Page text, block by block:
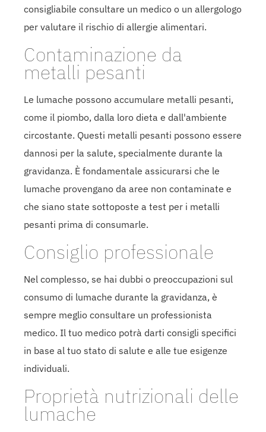
consigliabile consultare un medico o un allergologo
per valutare il rischio di allergie alimentari.
Contaminazione da
metalli pesanti
Le lumache possono accumulare metalli pesanti,
come il piombo, dalla loro dieta e dall'ambiente
circostante. Questi metalli pesanti possono essere
dannosi per la salute, specialmente durante la
gravidanza. È fondamentale assicurarsi che le
lumache provengano da aree non contaminate e
che siano state sottoposte a test per i metalli
pesanti prima di consumarle.
Consiglio professionale
Nel complesso, se hai dubbi o preoccupazioni sul
consumo di lumache durante la gravidanza, è
sempre meglio consultare un professionista
medico. Il tuo medico potrà darti consigli specifici
in base al tuo stato di salute e alle tue esigenze
individuali.
Proprietà nutrizionali delle
lumache